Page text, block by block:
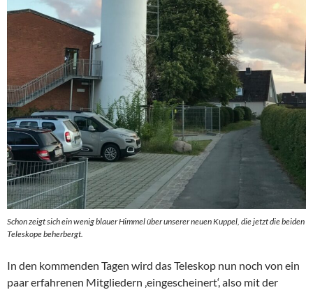
Schon zeigt sich ein wenig blauer Himmel über unserer neuen Kuppel, die jetzt die beiden
Teleskope beherbergt.
In den kommenden Tagen wird das Teleskop nun noch von ein
paar erfahrenen Mitgliedern ‚eingescheinert‘, also mit der